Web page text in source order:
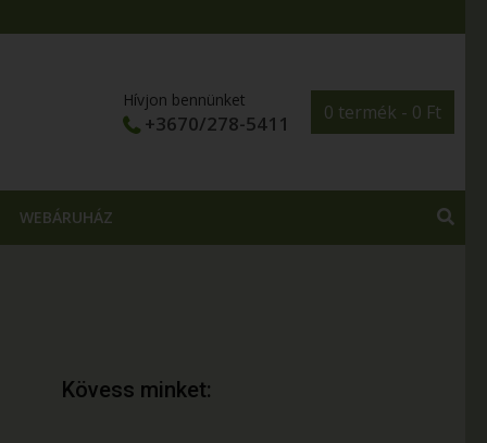
0 termék - 0 Ft
Hívjon bennünket
+3670/278-5411
WEBÁRUHÁZ
Kövess minket: